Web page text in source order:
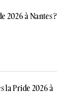
2026 à Nantes ?
la Pride 2026 à